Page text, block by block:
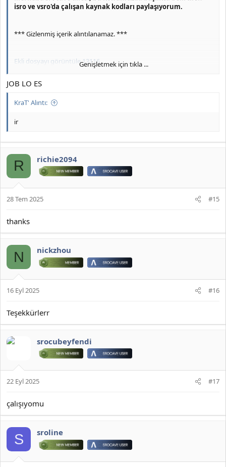
isro ve vsro'da çalışan kaynak kodları paylaşıyorum.
*** Gizlenmiş içerik alıntılanamaz. ***
Ekli dosyayı görüntüle 13116
Estén atentos a Srocave
Genişletmek için tıkla ...
JOB LO ES
KraT' Alıntı:
ir
R richie2094
28 Tem 2025 #15
thanks
N nickzhou
16 Eyl 2025 #16
Teşekkürlerr
srocubeyfendi
22 Eyl 2025 #17
çalışıyomu
S sroline